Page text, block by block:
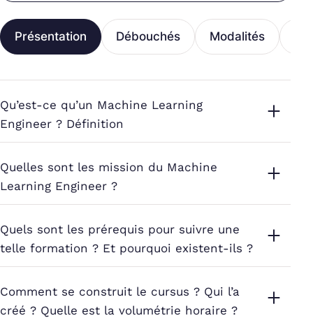
Présentation Débouchés Modalités
Qu’est-ce qu’un Machine Learning
Engineer ? Définition
Quelles sont les mission du Machine
Learning Engineer ?
Quels sont les prérequis pour suivre une
telle formation ? Et pourquoi existent-ils ?
Comment se construit le cursus ? Qui l’a
créé ? Quelle est la volumétrie horaire ?